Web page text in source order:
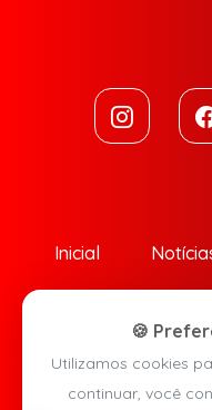
Inicial
🍪
Utilizamos cookies
continuar, você